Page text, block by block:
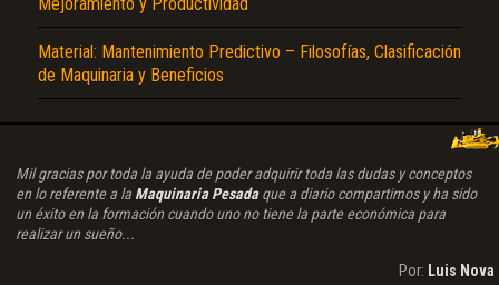
Material: Mantenimiento Predictivo – Filosofías, Clasificación
de Maquinaria y Beneficios
Mil gracias por toda la ayuda de poder adquirir toda las dudas y conceptos
en lo referente a la Maquinaria Pesadaque a diario compartimos y ha sido
un éxito en la formación cuando uno no tiene la parte económica para
realizar un sueño...
Por: Luis Nova